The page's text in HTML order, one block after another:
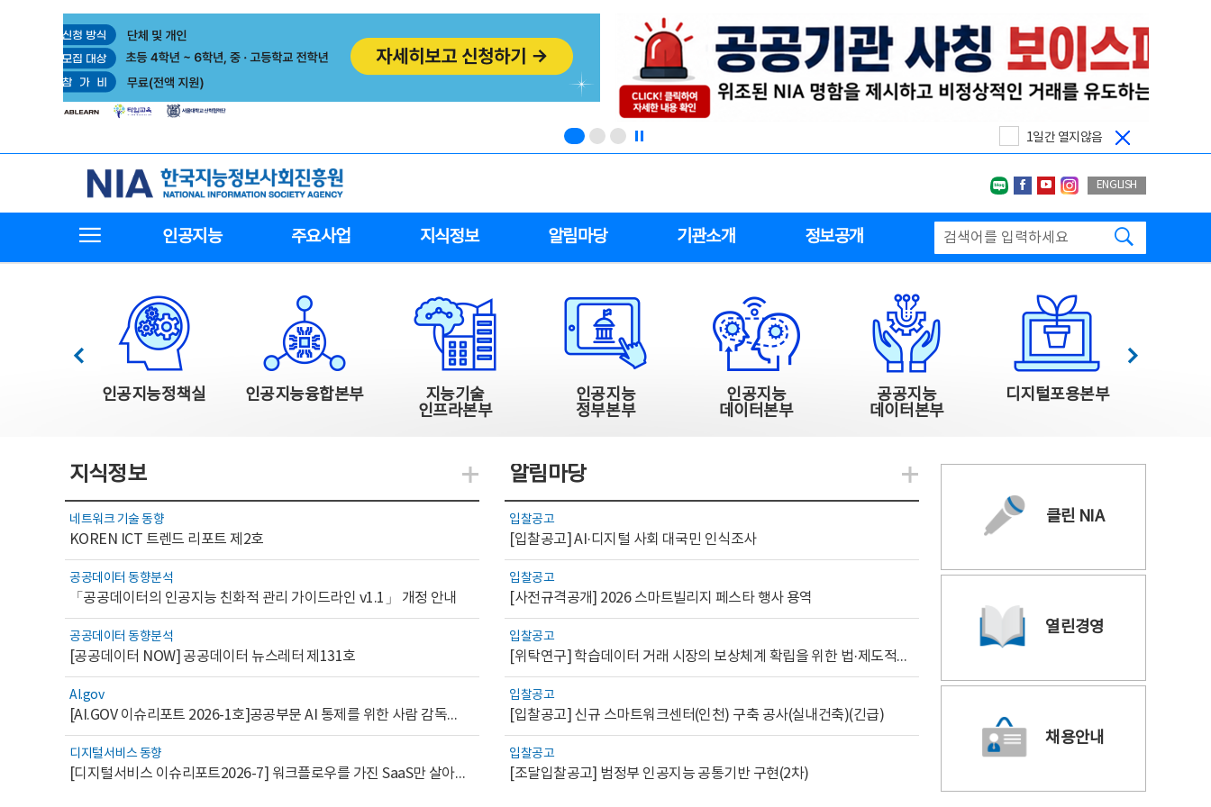
1일간 열지않음
한국지능정보사회진흥원
네이버블로그
페이스북
유투브인스타그랩
ENGLISH
인공지능 주요사업 지식정보 알림마당 기관소개 정보공개
한국지능정보사회진흥원 주요사업
인공지능정책실 인공지능융합본부
지능기술
인프라본부
인공지능
정부본부
인공지능
데이터본부
공공지능
데이터본부
디지털포용본부
이전 다음
지식정보
네트워크 기술 동향
KOREN ICT 트렌드 리포트 제2호
공공데이터 동향분석
「공공데이터의 인공지능 친화적 관리 가이드라인 v1.1」 개정 안내
공공데이터 동향분석
[공공데이터 NOW] 공공데이터 뉴스레터 제131호
AI.gov
[AI.GOV 이슈리포트 2026-1호]공공부문 AI 통제를 위한 사람 감독의 해외 사례 분석 및 시사점
디지털서비스 동향
[디지털서비스 이슈리포트2026-7] 워크플로우를 가진 SaaS만 살아남는다
지식관련 더보기
알림마당
입찰공고
[입찰공고] AI·디지털 사회 대국민 인식조사
입찰공고
[사전규격공개] 2026 스마트빌리지 페스타 행사 용역
입찰공고
[위탁연구] 학습데이터 거래 시장의 보상체계 확립을 위한 법·제도적 검토 방안 연구
입찰공고
[입찰공고] 신규 스마트워크센터(인천) 구축 공사(실내건축)(긴급)
입찰공고
[조달입찰공고] 범정부 인공지능 공통기반 구현(2차)
알림관련 더보기
클린 NIA
열린경영
채용안내